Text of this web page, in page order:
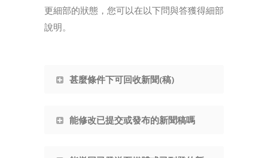
更細部的狀態，您可以在以下問與答獲得細部
說明。
甚麼條件下可回收新聞(稿)
能修改已提交或發布的新聞稿嗎